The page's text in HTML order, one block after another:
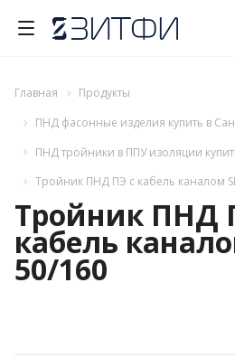
Главная
Продукты
ПНД фасонные изделия купить в
ПНД тройники в ППУ изоляции
Тройник ПНД ПЭ с кабель каналом
Тройник ПНД
кабель
50/160